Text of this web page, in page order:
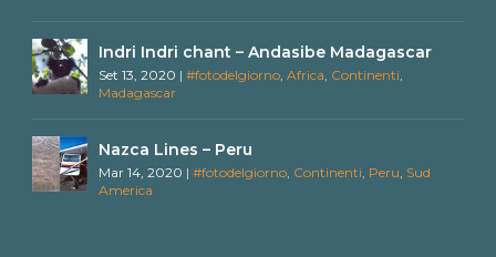
Indri Indri chant – Andasibe Madagascar
Set 13, 2020 |#fotodelgiorno,Africa, Continenti,
Madagascar
Nazca Lines – Peru
Mar 14, 2020 |#fotodelgiorno, Continenti, Peru, Sud
America